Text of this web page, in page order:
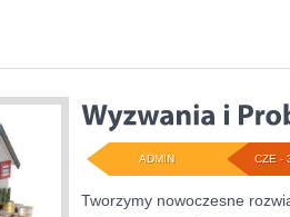
CZE -
ADMIN
Tworzymy nowoczesne